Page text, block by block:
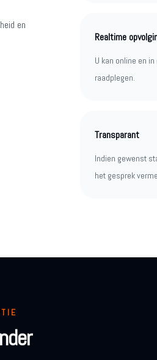
en
Realtime
U kan online en
raadplegen.
Transparant
Indien gewenst
het gesprek